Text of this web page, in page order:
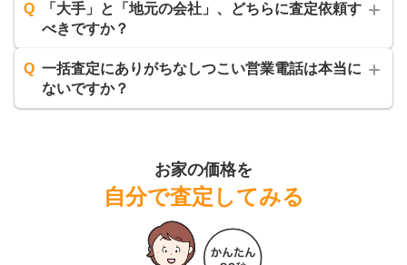
Q
「大手」と「地元の会社」、どちらに査定依頼す
べきですか？
Q 一括査定にありがちなしつこい営業電話は本当に
ないですか？
お家の価格を
自分で査定してみる